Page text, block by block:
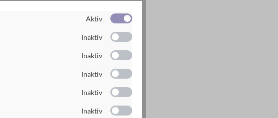
Aktiv
Inaktiv
Inaktiv
Inaktiv
Inaktiv
Inaktiv